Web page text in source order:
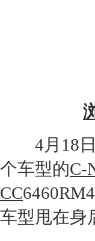
4月18日
个车型的C-
CC
车型甩在身